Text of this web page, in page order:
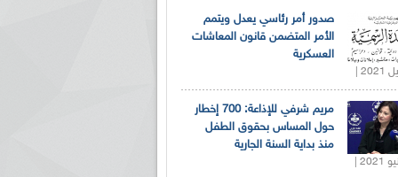
صدور أمر رئاسي يعدل ويتمم
الأمر المتضمن قانون المعاشات
العسكرية
مريم شرفي للإذاعة: 700 إخطار
حول المساس بحقوق الطفل
منذ بداية السنة الجارية